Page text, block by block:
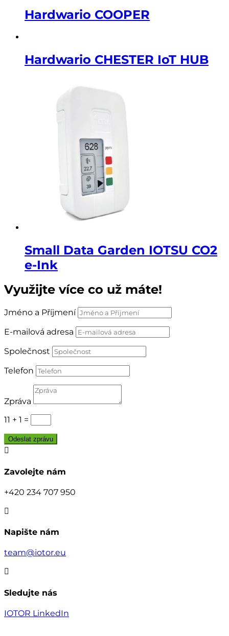
Hardwario COOPER
Hardwario CHESTER IoT HUB
Small Data Garden IOTSU CO2
e-Ink
Využijte více co už máte!
Jméno a Příjmení
E-mailová adresa
Společnost
Telefon
Zpráva
11 + 1 =
Odeslat zprávu

Zavolejte nám
+420 234 707 950

Napište nám
team@iotor.eu

Sledujte nás
IOTOR LinkedIn